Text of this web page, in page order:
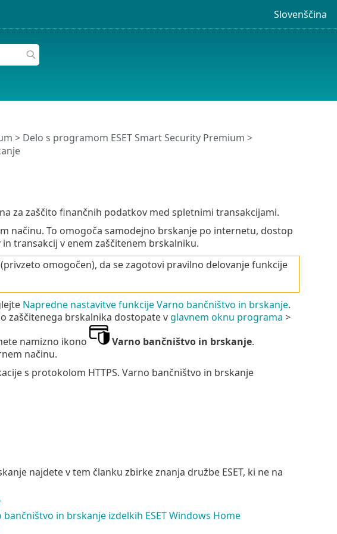
Slovenščina
> Delo s programom ESET Smart Security Premium >
za zaščito finančnih podatkov med spletnimi transakcijami.
načinu. To omogoča samodejno brskanje po internetu, dostop
transakcij v enem zaščitenem brskalniku.
omogočen), da se zagotovi pravilno delovanje funkcije
Napredne nastavitve funkcije Varno bančništvo in brskanje.
zaščitenega brskalnika dostopate vglavnem oknu programa >
namizno ikono Varno bančništvo in brskanje.
načinu.
s protokolom HTTPS. Varno bančništvo in brskanje
najdete v tem članku zbirke znanja družbe ESET, ki ne na
in brskanje izdelkih ESET Windows Home